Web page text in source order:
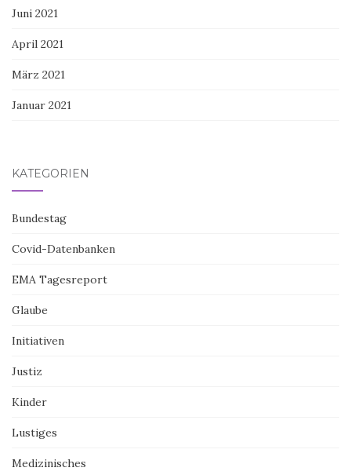
Juni 2021
April 2021
März 2021
Januar 2021
KATEGORIEN
Bundestag
Covid-Datenbanken
EMA Tagesreport
Glaube
Initiativen
Justiz
Kinder
Lustiges
Medizinisches